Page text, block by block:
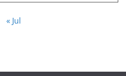
« Jul